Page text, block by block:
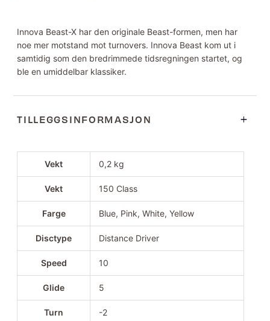
Innova Beast-X har den originale Beast-formen, men har
noe mer motstand mot turnovers. Innova Beast kom ut i
samtidig som den bredrimmede tidsregningen startet, og
ble en umiddelbar klassiker.
TILLEGGSINFORMASJON
Vekt 0,2 kg
Vekt 150 Class
Farge Blue, Pink, White, Yellow
Disctype Distance Driver
Speed 10
Glide 5
Turn -2